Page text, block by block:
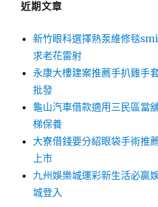
近期文章
新竹眼科選擇熱泵維修毯
求老花雷射
永康大樓建案推薦手扒雞手
批發
龜山汽車借款適用三民區當
梯保養
大寮借錢要分紹眼袋手術推
上市
九州娛樂城運彩新生活必贏
城登入